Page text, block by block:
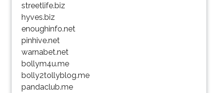
streetlife.biz
hyves.biz
enoughinfo.net
pinhive.net
warnabet.net
bollym4u.me
bolly2tollyblog.me
pandaclub.me